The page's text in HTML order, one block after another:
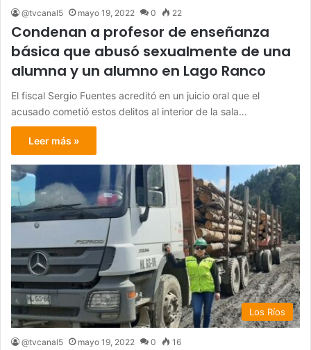
@tvcanal5 mayo 19, 2022 0 22
Condenan a profesor de enseñanza
básica que abusó sexualmente de una
alumna y un alumno en Lago Ranco
El fiscal Sergio Fuentes acreditó en un juicio oral que el
acusado cometió estos delitos al interior de la sala…
Leer más »
Los Ríos
@tvcanal5 mayo 19, 2022 0 16